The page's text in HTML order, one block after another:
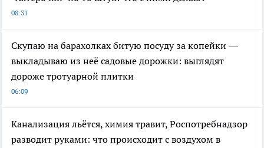
08:31
Скупаю на барахолках битую посуду за копейки —
выкладываю из неё садовые дорожки: выглядят
дороже тротуарной плитки
06:09
Канализация льётся, химия травит, Роспотребнадзор
разводит руками: что происходит с воздухом в